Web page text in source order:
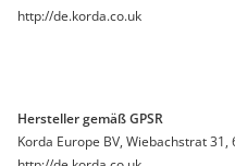
http://de.korda.co.uk
Hersteller gemäß GPSR
Korda Europe BV, Wiebachstrat